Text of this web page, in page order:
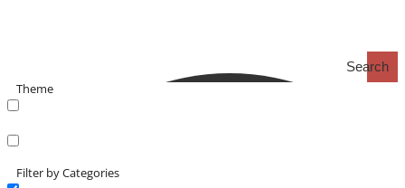
Search
Theme
Filter by Categories